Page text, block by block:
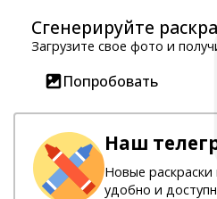
Сгенерируйте
Загрузите свое фото и
Попробовать
Наш
Новые
удобно и